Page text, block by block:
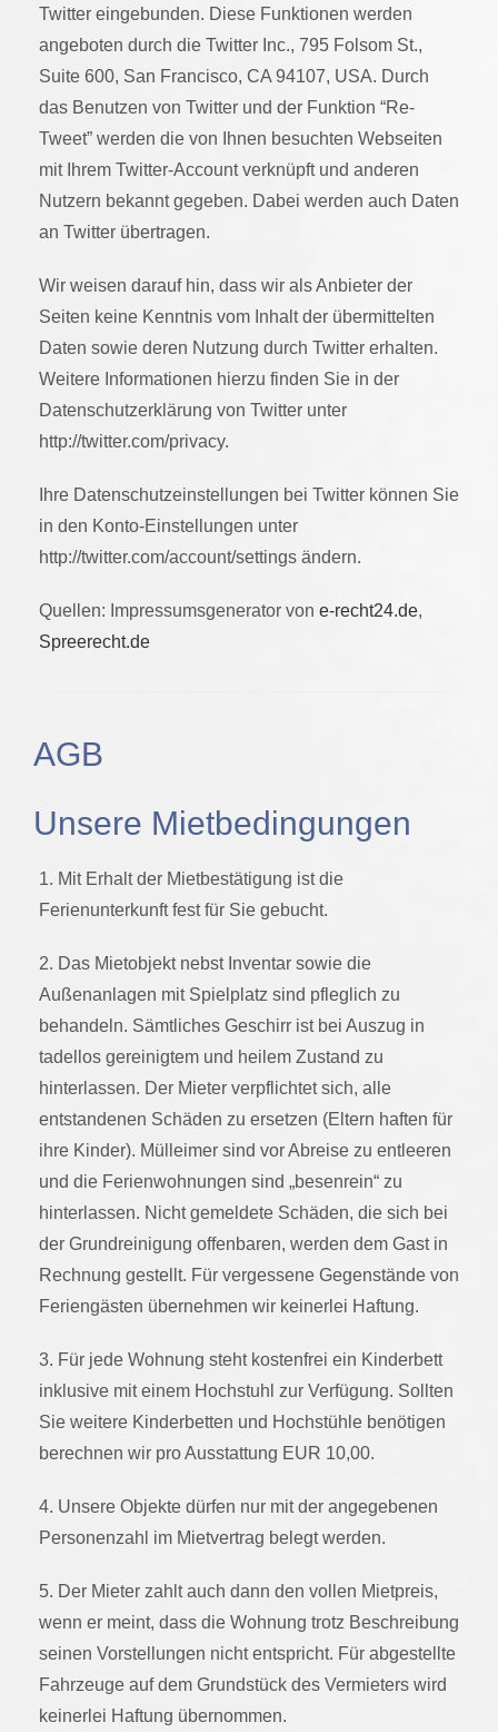
Twitter eingebunden. Diese Funktionen werden
angeboten durch die Twitter Inc., 795 Folsom St.,
Suite 600, San Francisco, CA 94107, USA. Durch
das Benutzen von Twitter und der Funktion “Re-
Tweet” werden die von Ihnen besuchten Webseiten
mit Ihrem Twitter-Account verknüpft und anderen
Nutzern bekannt gegeben. Dabei werden auch Daten
an Twitter übertragen.
Wir weisen darauf hin, dass wir als Anbieter der
Seiten keine Kenntnis vom Inhalt der übermittelten
Daten sowie deren Nutzung durch Twitter erhalten.
Weitere Informationen hierzu finden Sie in der
Datenschutzerklärung von Twitter unter
http://twitter.com/privacy.
Ihre Datenschutzeinstellungen bei Twitter können Sie
in den Konto-Einstellungen unter
http://twitter.com/account/settings ändern.
Quellen: Impressumsgenerator von e-recht24.de,
Spreerecht.de
AGB
Unsere Mietbedingungen
1. Mit Erhalt der Mietbestätigung ist die
Ferienunterkunft fest für Sie gebucht.
2. Das Mietobjekt nebst Inventar sowie die
Außenanlagen mit Spielplatz sind pfleglich zu
behandeln. Sämtliches Geschirr ist bei Auszug in
tadellos gereinigtem und heilem Zustand zu
hinterlassen. Der Mieter verpflichtet sich, alle
entstandenen Schäden zu ersetzen (Eltern haften für
ihre Kinder). Mülleimer sind vor Abreise zu entleeren
und die Ferienwohnungen sind „besenrein“ zu
hinterlassen. Nicht gemeldete Schäden, die sich bei
der Grundreinigung offenbaren, werden dem Gast in
Rechnung gestellt. Für vergessene Gegenstände von
Feriengästen übernehmen wir keinerlei Haftung.
3. Für jede Wohnung steht kostenfrei ein Kinderbett
inklusive mit einem Hochstuhl zur Verfügung. Sollten
Sie weitere Kinderbetten und Hochstühle benötigen
berechnen wir pro Ausstattung EUR 10,00.
4. Unsere Objekte dürfen nur mit der angegebenen
Personenzahl im Mietvertrag belegt werden.
5. Der Mieter zahlt auch dann den vollen Mietpreis,
wenn er meint, dass die Wohnung trotz Beschreibung
seinen Vorstellungen nicht entspricht. Für abgestellte
Fahrzeuge auf dem Grundstück des Vermieters wird
keinerlei Haftung übernommen.